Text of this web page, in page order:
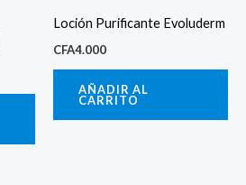
Loción Purificante Evoluderm
CFA4.000
AÑADIR AL
CARRITO